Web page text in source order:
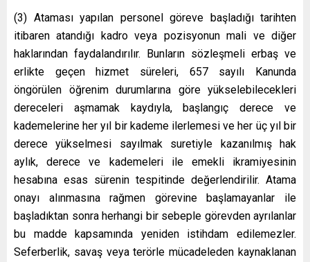
(3) Ataması yapılan personel göreve başladığı tarihten
itibaren atandığı kadro veya pozisyonun mali ve diğer
haklarından faydalandırılır. Bunların sözleşmeli erbaş ve
erlikte geçen hizmet süreleri, 657 sayılı Kanunda
öngörülen öğrenim durumlarına göre yükselebilecekleri
dereceleri aşmamak kaydıyla, başlangıç derece ve
kademelerine her yıl bir kademe ilerlemesi ve her üç yıl bir
derece yükselmesi sayılmak suretiyle kazanılmış hak
aylık, derece ve kademeleri ile emekli ikramiyesinin
hesabına esas sürenin tespitinde değerlendirilir. Atama
onayı alınmasına rağmen görevine başlamayanlar ile
başladıktan sonra herhangi bir sebeple görevden ayrılanlar
bu madde kapsamında yeniden istihdam edilemezler.
Seferberlik, savaş veya terörle mücadeleden kaynaklanan